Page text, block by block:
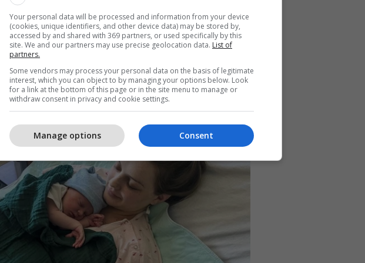
tha nëna për herë të parë, transmeton
si një stuhi e kategorisë 3 rreth orës 20:30 të së
përmbytje masive dhe duke lënë miliona
Your personal data will be processed and information from your device
(cookies, unique identifiers, and other device data) may be stored by,
accessed by and shared with 369 partners, or used specifically by this
site. We and our partners may use precise geolocation data. List of
partners.
Some vendors may process your personal data on the basis of legitimate
interest, which you can object to by managing your options below. Look
for a link at the bottom of this page or in the site menu to manage or
withdraw consent in privacy and cookie settings.
Consent
Manage options